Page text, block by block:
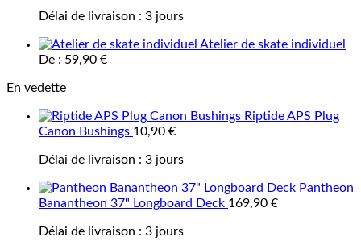
Délai de livraison : 3 jours
Atelier de skate individuel
De : 59,90 €
En vedette
Riptide APS Plug
Canon Bushings 10,90 €
Délai de livraison : 3 jours
Pantheon
Banantheon 37" Longboard Deck 169,90 €
Délai de livraison : 3 jours